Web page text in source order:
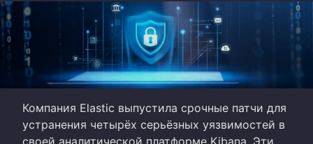
Компания Elastic выпустила срочные патчи для
устранения четырёх серьёзных уязвимостей в
своей аналитической платформе Kibana. Эти